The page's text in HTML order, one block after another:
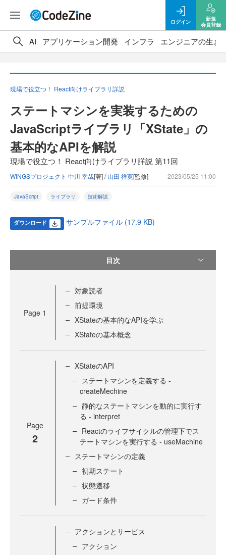
ログイン
新規
会員登録
AI アプリケーション開発 インフラ エンジニアの生き
現場で役立つ！ React向けライブラリ詳説
ステートマシンを実装するための
JavaScriptライブラリ「XState」の
基本的なAPIを解説
現場で役立つ！ React向けライブラリ詳説 第11回
WINGSプロジェクト 中川 幸哉[著] /山田 祥寛[監修] 2023/05/25 11:00
JavaScript ライブラリ 技術解説
ダウンロード サンプルファイル (17.9 KB)
目次
Page 1
対象読者
前提環境
XStateの基本的なAPIを学ぶ
XStateの基本概念
Page
2
XStateのAPI
ステートマシンを定義する -
createMechine
静的なステートマシンを動的に実行す
る - interpret
Reactのライフサイクルの管理下でス
テートマシンを実行する - useMachine
ステートマシンの定義
初期ステート
状態遷移
ガード条件
アクションとサービス
アクション